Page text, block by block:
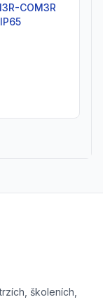
COM3R
školeních,